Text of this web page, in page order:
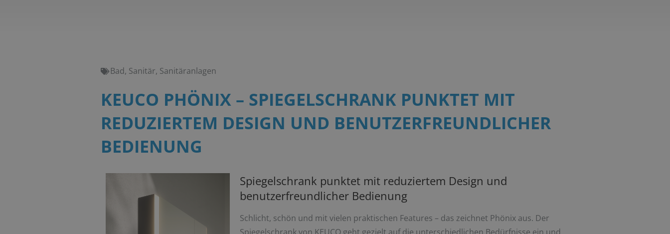
Bad, Sanitär, Sanitäranlagen
KEUCO PHÖNIX – SPIEGELSCHRANK PUNKTET MIT
REDUZIERTEM DESIGN UND BENUTZERFREUNDLICHER
BEDIENUNG
Spiegelschrank punktet mit reduziertem Design und
benutzerfreundlicher Bedienung
Schlicht, schön und mit vielen praktischen Features – das zeichnet Phönix aus. Der